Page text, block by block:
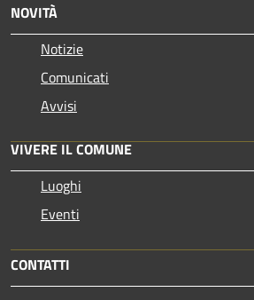
NOVITÀ
Notizie
Comunicati
Avvisi
VIVERE IL COMUNE
Luoghi
Eventi
CONTATTI